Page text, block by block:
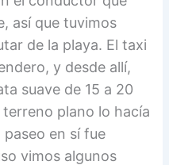
así que tuvimos
de la playa. El taxi
y desde allí,
suave de 15 a 20
plano lo hacía
en sí fue
vimos algunos